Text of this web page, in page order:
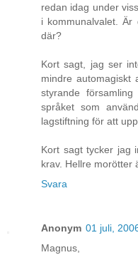
redan idag under
i kommunalvalet.
där?
Kort sagt, jag ser
mindre
styrande
språket som
lagstiftning för att
Kort sagt tycker jag
krav. Hellre morötter
Svara
Anonym 01 juli,
Magnus,